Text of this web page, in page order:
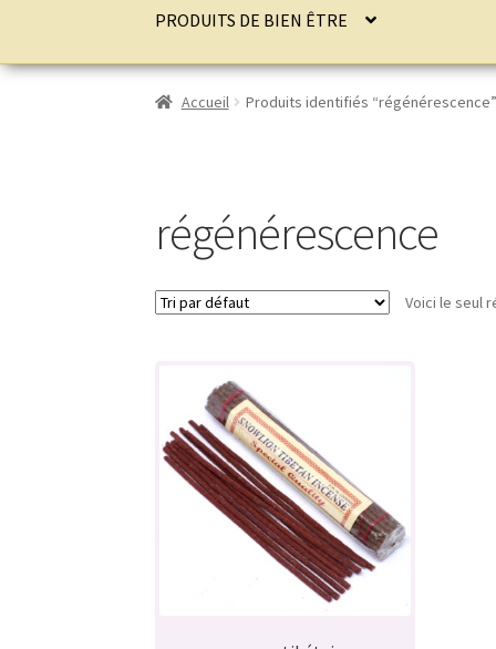
PRODUITS DE BIEN ÊTRE
Accueil Produits identifiés “régénérescence”
régénérescence
Voici le seul